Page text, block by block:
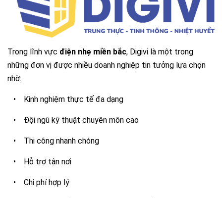
Trong lĩnh vực điện nhẹ miền bắc, Digivi là một trong
những đơn vị được nhiều doanh nghiệp tin tưởng lựa chọn
nhờ:
• Kinh nghiệm thực tế đa dạng
• Đội ngũ kỹ thuật chuyên môn cao
• Thi công nhanh chóng
• Hỗ trợ tận nơi
• Chi phí hợp lý